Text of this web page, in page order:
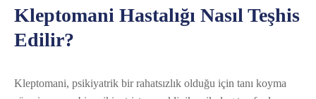
Kleptomani Hastalığı Nasıl Teşhis
Edilir?
Kleptomani, psikiyatrik bir rahatsızlık olduğu için tanı koyma